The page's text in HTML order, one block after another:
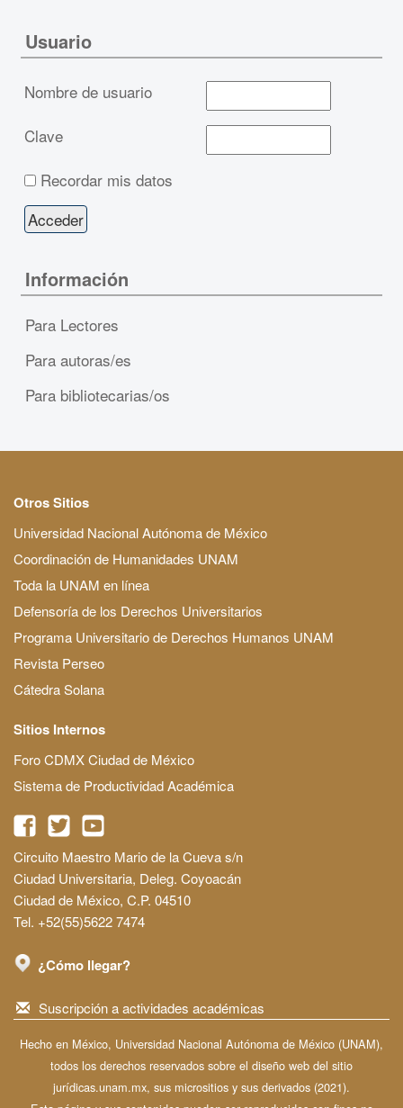
Usuario
Nombre de usuario
Clave
Recordar mis datos
Información
Para Lectores
Para autoras/es
Para bibliotecarias/os
Otros Sitios
Universidad Nacional Autónoma de México
Coordinación de Humanidades UNAM
Toda la UNAM en línea
Defensoría de los Derechos Universitarios
Programa Universitario de Derechos Humanos UNAM
Revista Perseo
Cátedra Solana
Sitios Internos
Foro CDMX Ciudad de México
Sistema de Productividad Académica
Circuito Maestro Mario de la Cueva s/n
Ciudad Universitaria, Deleg. Coyoacán
Ciudad de México, C.P. 04510
Tel. +52(55)5622 7474
¿Cómo llegar?
Suscripción a actividades académicas
Hecho en México, Universidad Nacional Autónoma de México (UNAM),
todos los derechos reservados sobre el diseño web del sitio
jurídicas.unam.mx, sus micrositios y sus derivados (2021).